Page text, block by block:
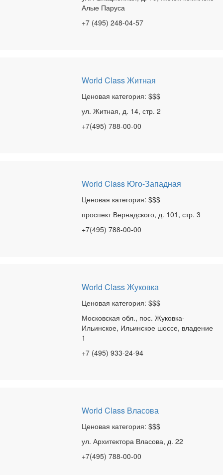
Алые Паруса
+7 (495) 248-04-57
World Class Житная
Ценовая категория: $$$
ул. Житная, д. 14, стр. 2
+7(495) 788-00-00
World Class Юго-Западная
Ценовая категория: $$$
проспект Вернадского, д. 101, стр. 3
+7(495) 788-00-00
World Class Жуковка
Ценовая категория: $$$
Московская обл., пос. Жуковка-
Ильинское, Ильинское шоссе, владение
1
+7 (495) 933-24-94
World Class Власова
Ценовая категория: $$$
ул. Архитектора Власова, д. 22
+7(495) 788-00-00